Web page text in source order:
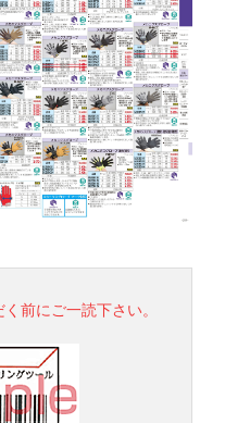
前にご一読下さい。